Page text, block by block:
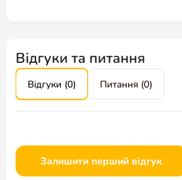
Відгуки та питання
Відгуки (0) Питання (0)
Залишити перший відгук